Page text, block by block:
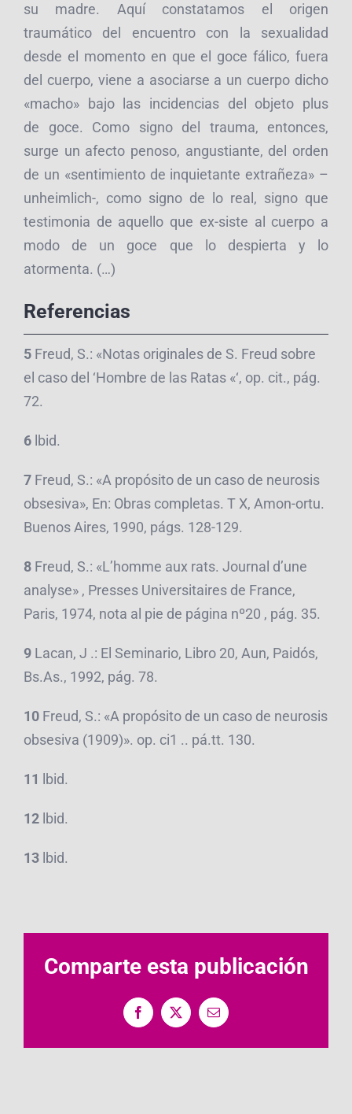
su madre. Aquí constatamos el origen
traumático del encuentro con la sexualidad
desde el momento en que el goce fálico, fuera
del cuerpo, viene a asociarse a un cuerpo dicho
«macho» bajo las incidencias del objeto plus
de goce. Como signo del trauma, entonces,
surge un afecto penoso, angustiante, del orden
de un «sentimiento de inquietante extrañeza» –
unheimlich-, como signo de lo real, signo que
testimonia de aquello que ex-siste al cuerpo a
modo de un goce que lo despierta y lo
atormenta. (…)
Referencias
5 Freud, S.: «Notas originales de S. Freud sobre
el caso del ‘Hombre de las Ratas «‘, op. cit., pág.
72.
6 lbid.
7 Freud, S.: «A propósito de un caso de neurosis
obsesiva», En: Obras completas. T X, Amon-ortu.
Buenos Aires, 1990, págs. 128-129.
8 Freud, S.: «L’homme aux rats. Journal d’une
analyse» , Presses Universitaires de France,
Paris, 1974, nota al pie de página nº20 , pág. 35.
9 Lacan, J .: El Seminario, Libro 20, Aun, Paidós,
Bs.As., 1992, pág. 78.
10 Freud, S.: «A propósito de un caso de neurosis
obsesiva (1909)». op. ci1 .. pá.tt. 130.
11 lbid.
12 lbid.
13 lbid.
Comparte esta publicación
Facebook
X
Correo
electrónico